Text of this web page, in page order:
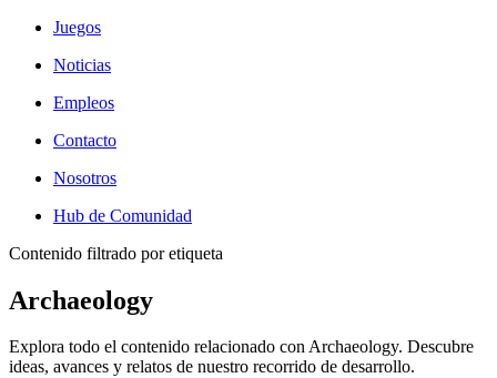
Juegos
Noticias
Empleos
Contacto
Nosotros
Hub de Comunidad
Contenido filtrado por etiqueta
Archaeology
Explora todo el contenido relacionado con Archaeology. Descubre
ideas, avances y relatos de nuestro recorrido de desarrollo.